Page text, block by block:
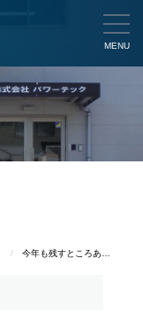
MENU
今年も残すところあとわずかですね